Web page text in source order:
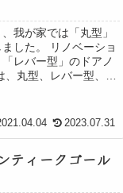
我が家では「丸型」
した。 リノベーショ
レバー型」のドアノ
丸型、レバー型、ど
2023.07.31
ティークゴール